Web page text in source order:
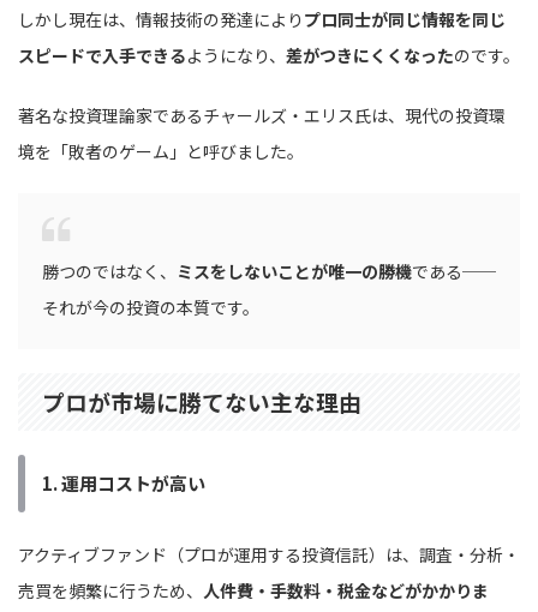
しかし現在は、情報技術の発達により プロ同士が同じ情報を同じ
スピードで入手できるようになり、 差がつきにくくなったのです。
著名な投資理論家であるチャールズ・エリス氏は、現代の投資環
境を「敗者のゲーム」と呼びました。
勝つのではなく、 ミスをしないことが唯一の勝機である──
それが今の投資の本質です。
プロが市場に勝てない主な理由
1.運用コストが高い
アクティブファンド（プロが運用する投資信託）は、調査・分析・
売買を頻繁に行うため、 人件費・手数料・税金などがかかりま